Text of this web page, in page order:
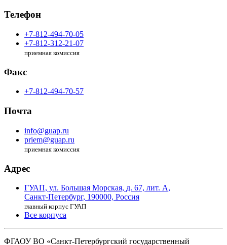
Телефон
+7-812-494-70-05
+7-812-312-21-07
приемная комиссия
Факс
+7-812-494-70-57
Почта
info@guap.ru
priem@guap.ru
приемная комиссия
Адрес
ГУАП, ул. Большая Морская, д. 67, лит. А,
Санкт-Петербург, 190000, Россия
главный корпус ГУАП
Все корпуса
ФГАОУ ВО «Санкт-Петербургский государственный